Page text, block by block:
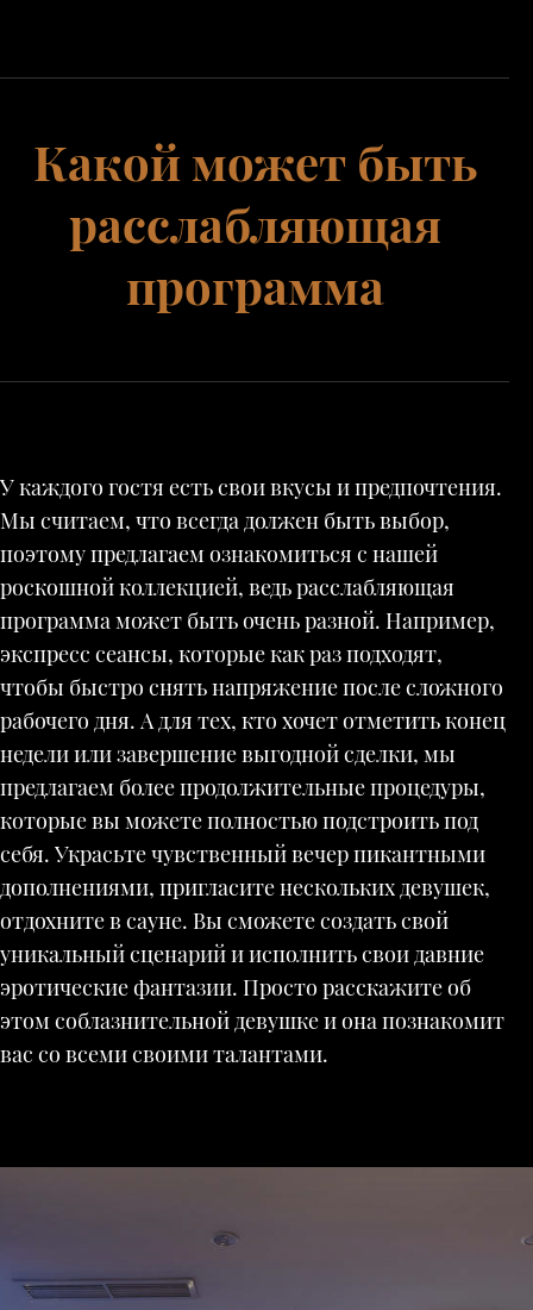
Какой может быть
расслабляющая
программа
У каждого гостя есть свои вкусы и предпочтения.
Мы считаем, что всегда должен быть выбор,
поэтому предлагаем ознакомиться с нашей
роскошной коллекцией, ведь расслабляющая
программа может быть очень разной. Например,
экспресс сеансы, которые как раз подходят,
чтобы быстро снять напряжение после сложного
рабочего дня. А для тех, кто хочет отметить конец
недели или завершение выгодной сделки, мы
предлагаем более продолжительные процедуры,
которые вы можете полностью подстроить под
себя. Украсьте чувственный вечер пикантными
дополнениями, пригласите нескольких девушек,
отдохните в сауне. Вы сможете создать свой
уникальный сценарий и исполнить свои давние
эротические фантазии. Просто расскажите об
этом соблазнительной девушке и она познакомит
вас со всеми своими талантами.